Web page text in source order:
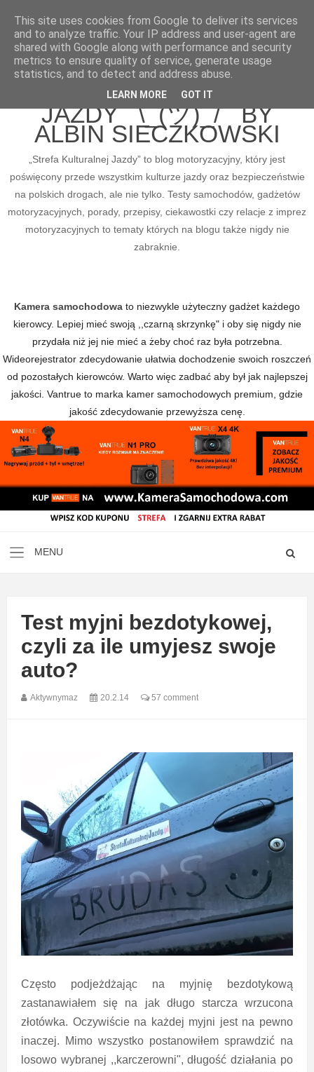
BLOG MOTORYZACYJNY
STREFA KULTURALNEJ
JAZDY ¯\_(ツ)_/¯ BY
ALBIN SIECZKOWSKI
„Strefa Kulturalnej Jazdy” to blog motoryzacyjny, który jest
poświęcony przede wszystkim kulturze jazdy oraz bezpieczeństwie
na polskich drogach, ale nie tylko. Testy samochodów, gadżetów
motoryzacyjnych, porady, przepisy, ciekawostki czy relacje z imprez
motoryzacyjnych to tematy których na blogu także nigdy nie
zabraknie.
Kamera samochodowa to niezwykle użyteczny gadżet każdego
kierowcy. Lepiej mieć swoją ,,czarną skrzynkę" i oby się nigdy nie
przydała niż jej nie mieć a żeby choć raz była potrzebna.
Wideorejestrator zdecydowanie ułatwia dochodzenie swoich roszczeń
od pozostałych kierowców. Warto więc zadbać aby był jak najlepszej
jakości. Vantrue to marka kamer samochodowych premium, gdzie
jakość zdecydowanie przewyższa cenę.
Test myjni bezdotykowej,
czyli za ile umyjesz swoje
auto?
Aktywnymaz 20.2.14 57 comment
Często podjeżdżając na myjnię bezdotykową
zastanawiałem się na jak długo starcza wrzucona
złotówka. Oczywiście na każdej myjni jest na pewno
inaczej. Mimo wszystko postanowiłem sprawdzić na
losowo wybranej ,,karczerowni", długość działania po
This site uses cookies from Google to deliver its services
and to analyze traffic. Your IP address and user-agent are
shared with Google along with performance and security
metrics to ensure quality of service, generate usage
statistics, and to detect and address abuse.
LEARN MORE GOT IT